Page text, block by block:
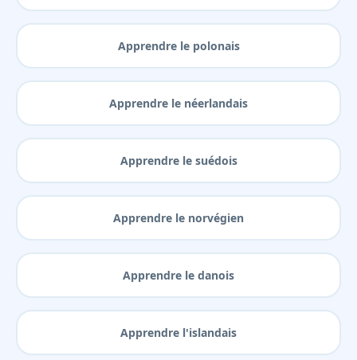
Apprendre le polonais
Apprendre le néerlandais
Apprendre le suédois
Apprendre le norvégien
Apprendre le danois
Apprendre l'islandais